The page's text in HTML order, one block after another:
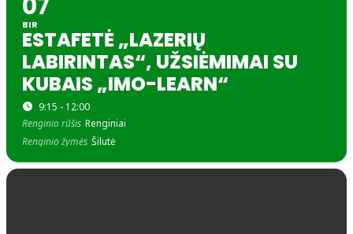
BIR
ESTAFETĖ „LAZERIŲ
LABIRINTAS“, UŽSIĖMIMAI SU
KUBAIS „IMO-LEARN“
9:15 - 12:00
Renginio rūšis Renginiai
Renginio žymės Šilutė